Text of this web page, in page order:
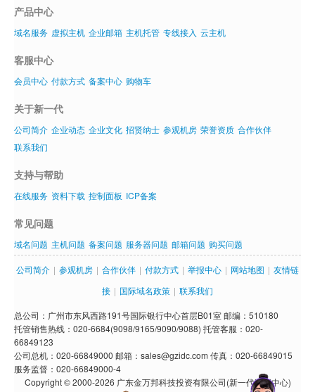
产品中心
域名服务 虚拟主机 企业邮箱 主机托管 专线接入 云主机
客服中心
会员中心 付款方式 备案中心 购物车
关于新一代
公司简介 企业动态 企业文化 招贤纳士 参观机房 荣誉资质 合作伙伴
联系我们
支持与帮助
在线服务 资料下载 控制面板 ICP备案
常见问题
域名问题 主机问题 备案问题 服务器问题 邮箱问题 购买问题
公司简介 | 参观机房 | 合作伙伴 | 付款方式 | 举报中心 | 网站地图 | 友情链
接 | 国际域名政策 | 联系我们
总公司：广州市东风西路191号国际银行中心首层B01室 邮编：510180
托管销售热线：020-6684(9098/9165/9090/9088) 托管客服：020-
66849123
公司总机：020-66849000 邮箱：sales@gzidc.com 传真：020-66849015
服务监督：020-66849000-4
Copyright © 2000-2026 广东金万邦科技投资有限公司(新一代数据中心)